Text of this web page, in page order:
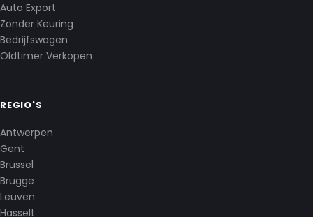
Auto Export
Zonder Keuring
Bedrijfswagen
Oldtimer Verkopen
REGIO'S
Antwerpen
Gent
Brussel
Brugge
Leuven
Hasselt